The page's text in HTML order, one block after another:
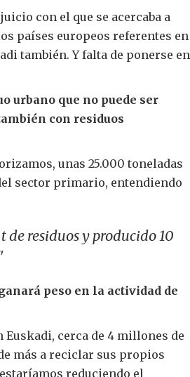
con el que se acercaba a
países europeos referentes en
también. Y falta de ponerse en
urbano que no puede ser
con residuos
unas 25.000 toneladas
sector primario, entendiendo
de residuos y producido 10
peso en la actividad de
cerca de 4 millones de
más a reciclar sus propios
reduciendo el